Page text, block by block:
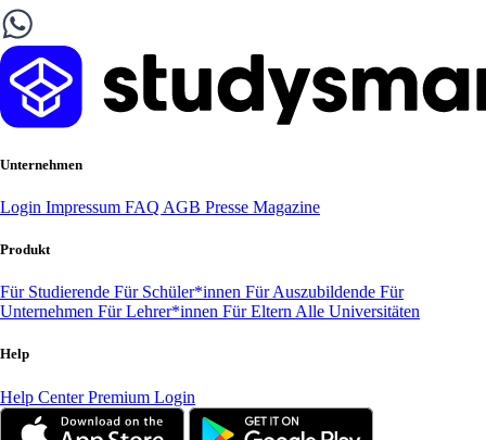
Unternehmen
Login Impressum FAQ AGB Presse Magazine
Produkt
Für Studierende Für Schüler*innen Für Auszubildende Für
Unternehmen Für Lehrer*innen Für Eltern Alle Universitäten
Help
Help CenterPremium Login